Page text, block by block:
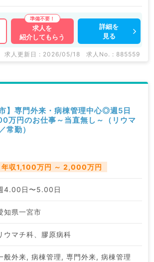
求人を
紹介してもらう
詳細を
見る
求人更新日 : 2026/05/18 求人No. : 885559
】専門外来・病棟管理中心◎週5日
万円のお仕事～当直無し～（リウマ
常勤）
年収1,100万円 ～ 2,000万円
4.00日〜5.00日
知県一宮市
ウマチ科、膠原病科
般外来, 病棟管理, 専門外来, 病棟管理